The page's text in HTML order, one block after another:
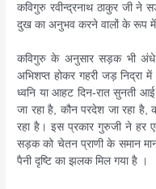
कविगुरु रवीन्द्रनाथ ठाकुर जी
दुख का अनुभव करने वालों के रूप में
कविगुरु के अनुसार सड़क भी
अभिशप्त होकर गहरी जड़ निद्रा
ध्वनि या आहट दिन-रात सुनती
जा रहा है, कौन परदेश जा रहा
रहा है। इस प्रकार गुरुजी ने हर
सड़क को चेतन प्राणी के समान
पैनी दृष्टि का झलक मिल गया है ।